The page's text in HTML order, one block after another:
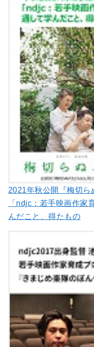
2021年秋公開『梅切
「ndjc：若手映画作家
んだこと、得たもの